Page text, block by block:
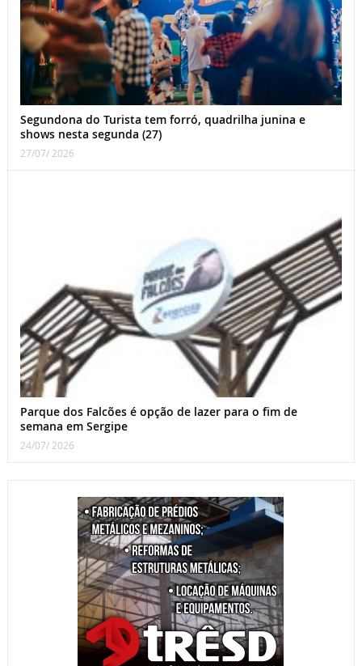
Segundona do Turista tem forró, quadrilha junina e
shows nesta segunda (27)
27/07/ 2026
Parque dos Falcões é opção de lazer para o fim de
semana em Sergipe
24/07/ 2026